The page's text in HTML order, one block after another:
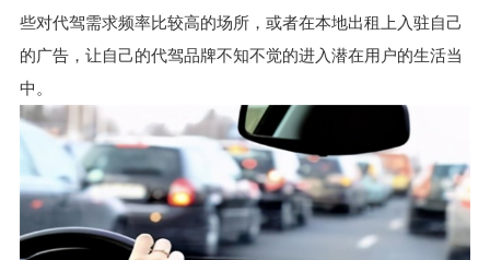
些对代驾需求频率比较高的场所，或者在本地出租上入驻自己
的广告，让自己的代驾品牌不知不觉的进入潜在用户的生活当
中。